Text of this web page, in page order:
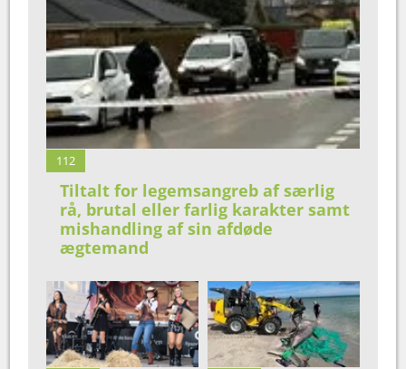
112
Tiltalt for legemsangreb af særlig
rå, brutal eller farlig karakter samt
mishandling af sin afdøde
ægtemand